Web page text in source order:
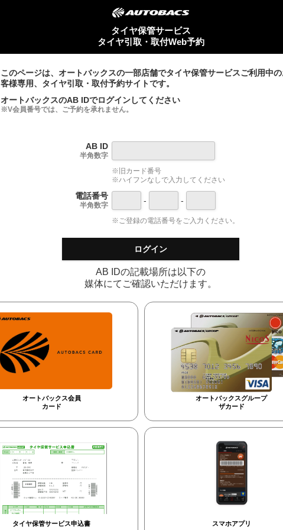
タイヤ保管サービス
タイヤ引取・取付Web予約
このページは、オートバックスの一部店舗でタイヤ保管サービスご利用中
客様専用、タイヤ引取・取付予約サイトです。
オートバックスのAB IDでログインしてください
※V会員番号では、ご予約を承れません。
AB ID
半角数字
※旧カード番号
※ハイフンなしで入力してください
電話番号
半角数字 - -
※ご登録の電話番号をご入力ください。
ログイン
AB IDの記載場所は以下の
媒体にてご確認いただけます。
オートバックス会員
カード
オートバックスグループ
ザカード
タイヤ保管サービス申込書 スマホアプリ